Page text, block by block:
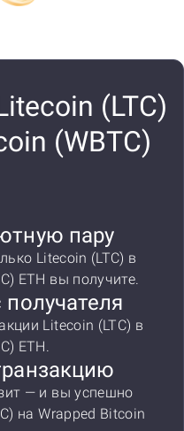
(LTC)
(WBTC)
пару
Litecoin (LTC) в
ETH вы получите.
Litecoin (LTC) в
ETH.
— и вы успешно
на Wrapped Bitcoin